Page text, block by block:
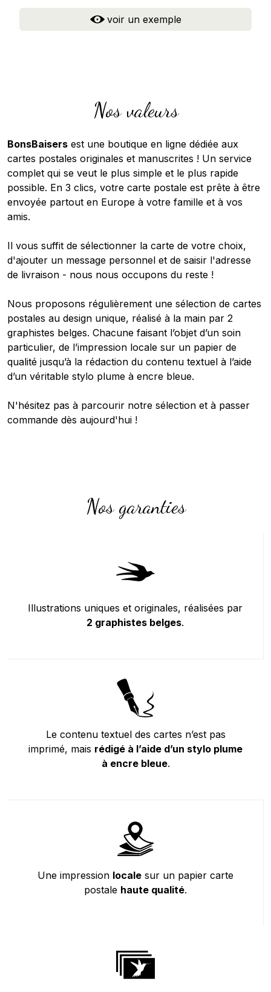
voir un exemple
Nos valeurs
BonsBaisers est une boutique en ligne dédiée aux
cartes postales originales et manuscrites ! Un service
complet qui se veut le plus simple et le plus rapide
possible. En 3 clics, votre carte postale est prête à être
envoyée partout en Europe à votre famille et à vos
amis.
Il vous suffit de sélectionner la carte de votre choix,
d'ajouter un message personnel et de saisir l'adresse
de livraison - nous nous occupons du reste !
Nous proposons régulièrement une sélection de cartes
postales au design unique, réalisé à la main par 2
graphistes belges. Chacune faisant l’objet d’un soin
particulier, de l’impression locale sur un papier de
qualité jusqu’à la rédaction du contenu textuel à l’aide
d’un véritable stylo plume à encre bleue.
N'hésitez pas à parcourir notre sélection et à passer
commande dès aujourd'hui !
Nos garanties
Illustrations uniques et originales, réalisées par
2 graphistes belges.
Le contenu textuel des cartes n’est pas
imprimé, mais rédigé à l’aide d’un stylo plume
à encre bleue.
Une impression localesur un papier carte
postale haute qualité.